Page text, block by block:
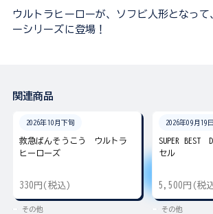
ウルトラヒーローが、ソフビ人形となって
ーシリーズに登場！
関連商品
2026年10月下旬
救急ばんそうこう ウルトラ
ヒーローズ
330円(税込)
その他
2026年09月19日
SUPER BEST
セル
5,500円(税
その他